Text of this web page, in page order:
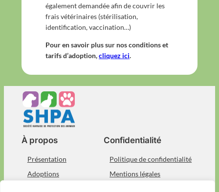
également demandée afin de couvrir les
frais vétérinaires (stérilisation,
identification, vaccination…)
Pour en savoir plus sur nos conditions et
tarifs d’adoption,cliquez ici.
À propos
Présentation
Adoptions
Confidentialité
Politique de confidentialité
Mentions légales